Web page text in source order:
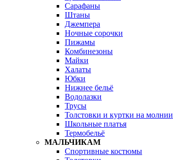
Сарафаны
Штаны
Джемпера
Ночные сорочки
Пижамы
Комбинезоны
Майки
Халаты
Юбки
Нижнее бельё
Водолазки
Трусы
Толстовки и куртки на молнии
Школьные платья
Термобельё
МАЛЬЧИКАМ
Спортивные костюмы